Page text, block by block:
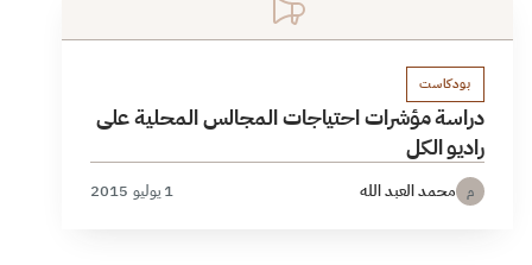
بودكاست
دراسة مؤشرات احتياجات المجالس المحلية على
راديو الكل
م محمد العبد الله 1 يوليو 2015